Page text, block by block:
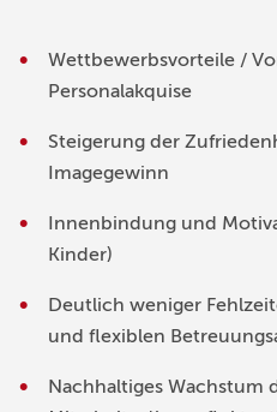
Wettbewerbsvorteile /
Personalakquise
Steigerung der
Imagegewinn
Innenbindung und
Kinder)
Deutlich weniger
und flexiblen
Nachhaltiges Wachstum